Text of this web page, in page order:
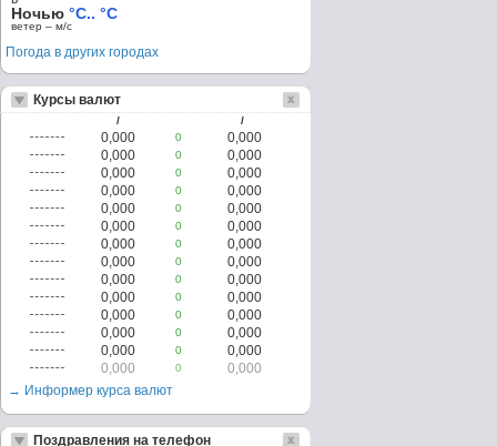
Ночью °C.. °C
ветер – м/c
Погода в других городах
Курсы валют
/ /
0,000 0
0,000
0,000
0
0,000
0,000
0
0,000
0,000
0
0,000
0,000
0
0,000
0,000
0
0,000
0,000
0
0,000
0,000
0
0,000
0,000
0
0,000
0,000
0
0,000
0,000
0
0,000
0,000
0
0,000
0,000
0
0,000
0,000
0
0,000
→ Информер курса валют
Поздравления на телефон